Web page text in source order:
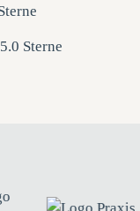
5.0 Sterne